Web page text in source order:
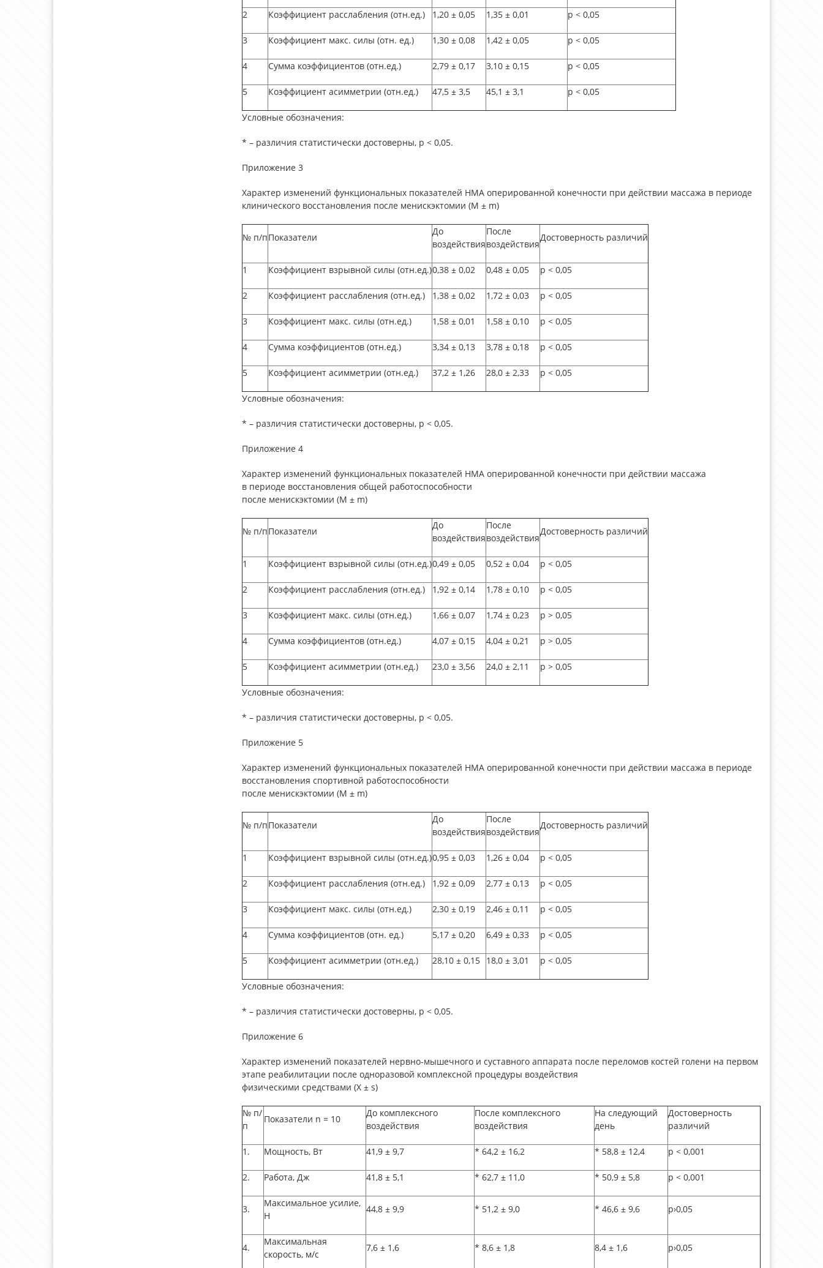
2 Коэффициент расслабления (отн.ед.) 1,20± 0,05 1,35± 0,01 p < 0,05
3 Коэффициент макс. силы (отн. ед.) 1,30± 0,08 1,42± 0,05 p < 0,05
4 Сумма коэффициентов (отн.ед.) 2,79± 0,17 3,10± 0,15 p < 0,05
5 Коэффициент асимметрии (отн.ед.) 47,5± 3,5 45,1 ± 3,1 p < 0,05
Условные обозначения:
* – различия статистически достоверны, р < 0,05.
Приложение 3
Характер изменений функциональных показателей НМА оперированной конечности при действии массажа в периоде
клинического восстановления после менискэктомии (М ± m)
№ п/пПоказатели
До
воздействия
После
воздействия
Достоверность различий
1 Коэффициент взрывной силы (отн.ед.)0,38± 0,02 0,48± 0,05 p < 0,05
2 Коэффициент расслабления (отн.ед.) 1,38± 0,02 1,72± 0,03 p < 0,05
3 Коэффициент макс. силы (отн.ед.) 1,58± 0,01 1,58± 0,10 p < 0,05
4 Сумма коэффициентов (отн.ед.) 3,34± 0,13 3,78± 0,18 p < 0,05
5 Коэффициент асимметрии (отн.ед.) 37,2± 1,26 28,0± 2,33 p < 0,05
Условные обозначения:
* – различия статистически достоверны, р < 0,05.
Приложение 4
Характер изменений функциональных показателей НМА оперированной конечности при действии массажа
в периоде восстановления общей работоспособности
после менискэктомии (М ± m)
№ п/пПоказатели
До
воздействия
После
воздействия
Достоверность различий
1 Коэффициент взрывной силы (отн.ед.)0,49± 0,05 0,52± 0,04 p < 0,05
2 Коэффициент расслабления (отн.ед.) 1,92± 0,14 1,78± 0,10 p < 0,05
3 Коэффициент макс. силы (отн.ед.) 1,66± 0,07 1,74± 0,23 p > 0,05
4 Сумма коэффициентов (отн.ед.) 4,07± 0,15 4,04± 0,21 p > 0,05
5 Коэффициент асимметрии (отн.ед.) 23,0± 3,56 24,0± 2,11 p > 0,05
Условные обозначения:
* – различия статистически достоверны, р < 0,05.
Приложение 5
Характер изменений функциональных показателей НМА оперированной конечности при действии массажа в периоде
восстановления спортивной работоспособности
после менискэктомии (М ± m)
№ п/пПоказатели
До
воздействия
После
воздействия
Достоверность различий
1 Коэффициент взрывной силы (отн.ед.)0,95± 0,03 1,26± 0,04 p < 0,05
2 Коэффициент расслабления (отн.ед.) 1,92± 0,09 2,77± 0,13 p < 0,05
3 Коэффициент макс. силы (отн.ед.) 2,30± 0,19 2,46± 0,11 p < 0,05
4 Сумма коэффициентов (отн. ед.) 5,17± 0,20 6,49± 0,33 p < 0,05
5 Коэффициент асимметрии (отн.ед.) 28,10± 0,15 18,0± 3,01 p < 0,05
Условные обозначения:
* – различия статистически достоверны, р < 0,05.
Приложение 6
Характер изменений показателей нервно-мышечного и суставного аппарата после переломов костей голени на первом
этапе реабилитации после одноразовой комплексной процедуры воздействия
физическими средствами (Х ± s)
№ п/
п
Показатели n = 10
До комплексного
воздействия
После комплексного
воздействия
На следующий
день
Достоверность
различий
1. Мощность, Вт 41,9± 9,7 * 64,2± 16,2 * 58,8± 12,4 р < 0,001
2. Работа, Дж 41,8± 5,1 * 62,7± 11,0 * 50,9± 5,8 р < 0,001
3.
Максимальное усилие,
Н
44,8± 9,9 * 51,2± 9,0 * 46,6± 9,6 р›0,05
4.
Максимальная
скорость, м/с
7,6± 1,6 * 8,6± 1,8 8,4± 1,6 р›0,05